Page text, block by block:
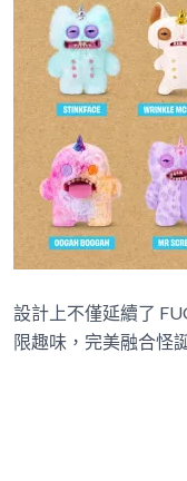
設計上不僅延續了
限趣味，完美融合怪